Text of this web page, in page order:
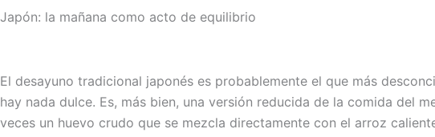
Japón: la mañana como acto de equilibrio
El desayuno tradicional japonés es probablemente el que más
hay nada dulce. Es, más bien, una versión reducida de la comida del
veces un huevo crudo que se mezcla directamente con el arroz